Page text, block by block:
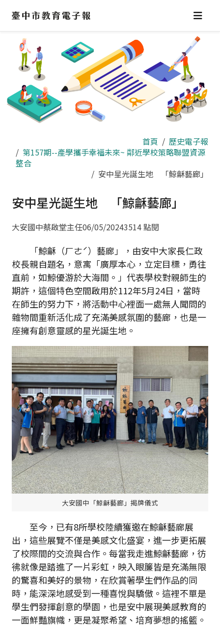
區
首頁
歷史電子報
第157期--產學攜手幸福未來~ 鄰近學校策略聯盟資源
整合
安中星光誕生地 「鯨龢藝廊」
安中星光誕生地 「鯨龢藝廊」
大安國中蔡啟堂主任06/05/20243514 點閱
「鯨龢（ㄏㄜˊ）藝廊」，由安中大家長仁政
校長親自題名，意寓「廣厚本心，立定目標，勇往
直前，如鯨優游於大海間。」代表學校對親師生的
期許，這個特色空間啟用於112年5月24日，當時
在師生的努力下，將活動中心裡面一處無人聞問的
雜物間重新活化成了充滿美感氛圍的藝廊，也是一
座擁有創意靈感的星光誕生地。
大安國中「鯨龢藝廊」揭牌儀式
至今，已有8所學校陸續獲邀在鯨龢藝廊展
出，這些展覽不僅是美感文化盛宴，進一步更拓展
了校際間的交流與合作。每當我走進鯨龢藝廊，彷
彿就像是踏進了一片彩虹，映入眼簾皆是充滿無限
的驚喜和美好的景物，在欣賞著學生們作品的同
時，能深深地感受到一種喜悅與驕傲。這裡不單是
學生們發揮創意的學園，也是安中展現美感教育的
一面鮮豔旗幟，更是凝聚希望、培育夢想的搖籃。